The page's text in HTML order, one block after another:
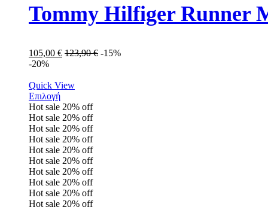
Tommy Hilfiger Runner
105,00 € 123,90€ -15%
-20%
Quick View
Επιλογή
Hot sale 20% off
Hot sale 20% off
Hot sale 20% off
Hot sale 20% off
Hot sale 20% off
Hot sale 20% off
Hot sale 20% off
Hot sale 20% off
Hot sale 20% off
Hot sale 20% off